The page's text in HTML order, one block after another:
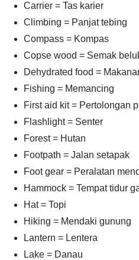
Carrier = Tas karier
Climbing = Panjat tebing
Compass = Kompas
Copse wood = Semak
Dehydrated food =
Fishing = Memancing
First aid kit = Pertolongan
Flashlight = Senter
Forest = Hutan
Footpath = Jalan setapak
Foot gear = Peralatan
Hammock = Tempat tidur
Hat = Topi
Hiking = Mendaki gunung
Lantern = Lentera
Lake = Danau